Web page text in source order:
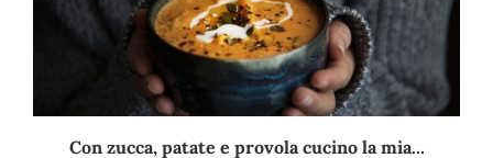
Con zucca, patate e provola cucino la mia...